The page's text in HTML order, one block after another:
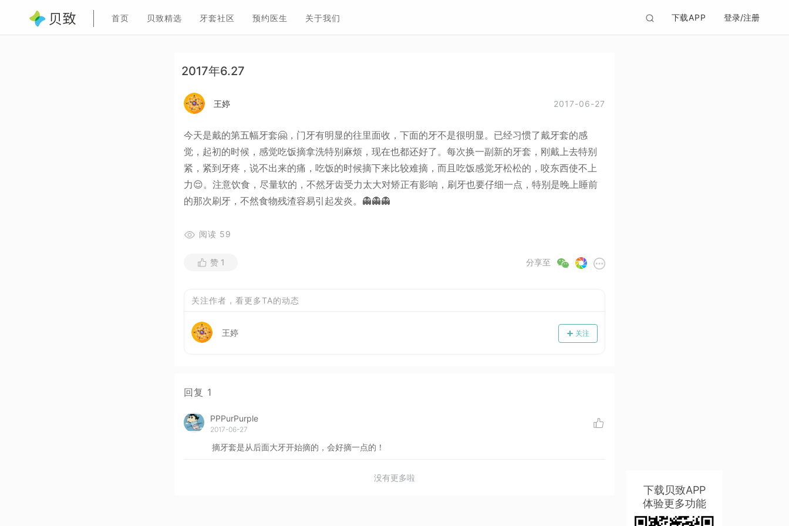
首页 贝致精选 牙套社区 预约医生 关于我们 下载APP 登录/注册
2017年6.27
王婷 2017-06-27
今天是戴的第五幅牙套🤗，门牙有明显的往里面收，下面的牙不是很明显。已经习惯了戴牙套的感
觉，起初的时候，感觉吃饭摘拿洗特别麻烦，现在也都还好了。每次换一副新的牙套，刚戴上去特别
紧，紧到牙疼，说不出来的痛，吃饭的时候摘下来比较难摘，而且吃饭感觉牙松松的，咬东西使不上
力😌。注意饮食，尽量软的，不然牙齿受力太大对矫正有影响，刷牙也要仔细一点，特别是晚上睡前
的那次刷牙，不然食物残渣容易引起发炎。👻👻👻
阅读 59
分享至
赞 1
关注作者，看更多TA的动态
关注
王婷
回复 1
PPPurPurple
2017-06-27
摘牙套是从后面大牙开始摘的，会好摘一点的！
没有更多啦
下载贝致APP
体验更多功能